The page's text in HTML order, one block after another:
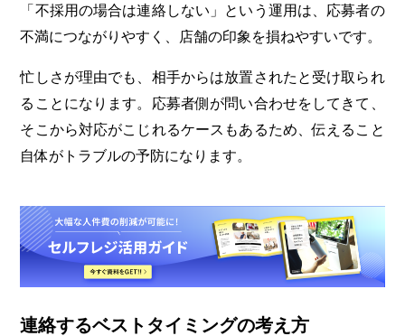
「不採用の場合は連絡しない」という運用は、応募者の
不満につながりやすく、店舗の印象を損ねやすいです。
忙しさが理由でも、相手からは放置されたと受け取られ
ることになります。応募者側が問い合わせをしてきて、
そこから対応がこじれるケースもあるため、伝えること
自体がトラブルの予防になります。
連絡するベストタイミングの考え方